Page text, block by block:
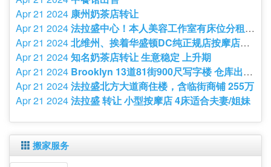
Apr 21 2024 康州奶茶店转让
Apr 21 2024法拉盛中心！本人美容工作室有床位分租给美睫创业的姐妹 飞跃皇后大厦
Apr 21 2024北维州、挨着华盛顿DC纯正规店按摩店转让。
Apr 21 2024知名奶茶店转让 生意稳定 上升期
Apr 21 2024 Brooklyn 13道81街900尺写字楼 仓库出租$1800
Apr 21 2024法拉盛北方大道商住楼，含临街商铺 255万
Apr 21 2024法拉盛 转让 小型按摩店 4床适合夫妻/姐妹
搬家服务